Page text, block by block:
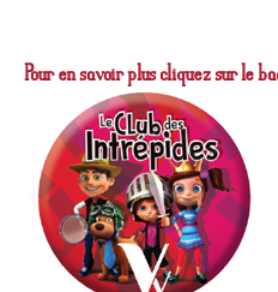
Pour en savoir plus cliquez sur le